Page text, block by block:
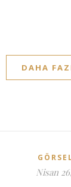
DAHA
Nisan